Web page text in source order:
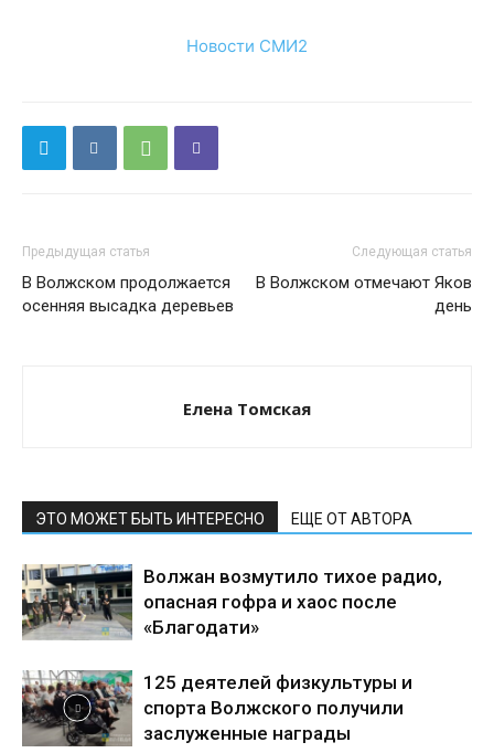
Новости СМИ2
Предыдущая статья
В Волжском продолжается
осенняя высадка деревьев
Следующая статья
В Волжском отмечают Яков
день
Елена Томская
ЭТО МОЖЕТ БЫТЬ ИНТЕРЕСНО ЕЩЕ ОТ АВТОРА
Волжан возмутило тихое радио,
опасная гофра и хаос после
«Благодати»
125 деятелей физкультуры и
спорта Волжского получили
заслуженные награды